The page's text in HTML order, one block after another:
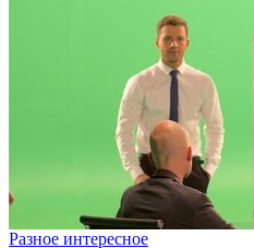
Разное интересное